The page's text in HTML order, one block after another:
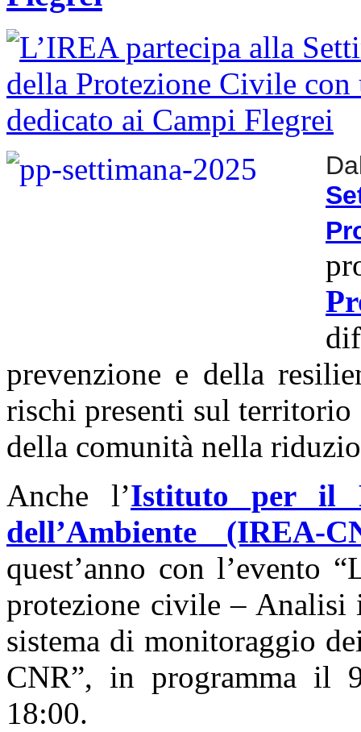
prevenzione e della
rischi presenti sul
della comunità nella
Anche l’Istituto per il
dell’Ambiente (IREA-
quest’anno con l’evento
protezione civile – Analisi
sistema di monitoraggio
CNR”, in programma il
18:00.